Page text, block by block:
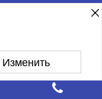
Изменить